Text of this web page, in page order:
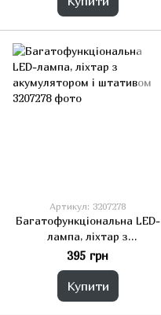
Артикул: 3207278
Багатофункціональна LED-
лампа, ліхтар з
акумулятором і штативом
395 грн
Купити